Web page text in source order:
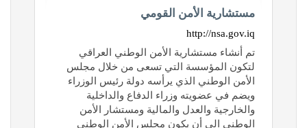
مستشارية الأمن القومي
http://nsa.gov.iq
تم أنشاء مستشارية الأمن الوطني العراقي
لتكون المؤسسة التي تسعى من خلال مجلس
الأمن الوطني الذي يرأسه دولة رئيس الوزراء
ويضم في عضويته وزراء الدفاع والداخلية
والخارجية والعدل والمالية ومستشار الأمن
الوطني الى أن يكون مجلس الأمن الوطني